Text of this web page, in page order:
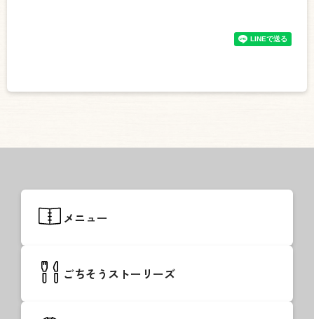
メニュー
ごちそうストーリーズ